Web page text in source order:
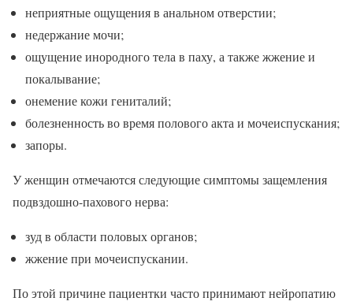
неприятные ощущения в анальном отверстии;
недержание мочи;
ощущение инородного тела в паху, а также жжение и
покалывание;
онемение кожи гениталий;
болезненность во время полового акта и мочеиспускания;
запоры.
У женщин отмечаются следующие симптомы защемления
подвздошно-пахового нерва:
зуд в области половых органов;
жжение при мочеиспускании.
По этой причине пациентки часто принимают нейропатию